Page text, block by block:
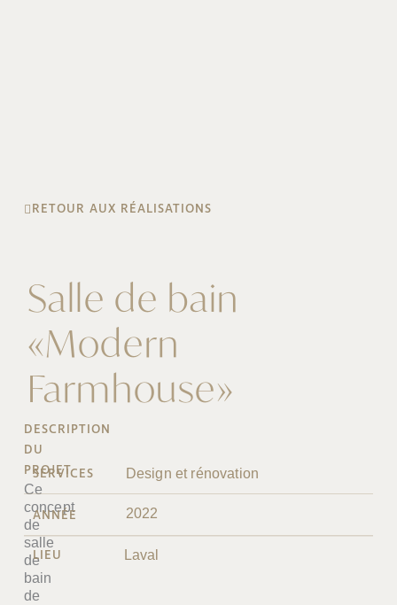
RETOUR AUX RÉALISATIONS
Salle de bain
«Modern
Farmhouse»
DESCRIPTION
DU
PROJET
Ce
concept
de
salle
de
bain
de
SERVICES Design et rénovation
ANNÉE 2022
LIEU Laval